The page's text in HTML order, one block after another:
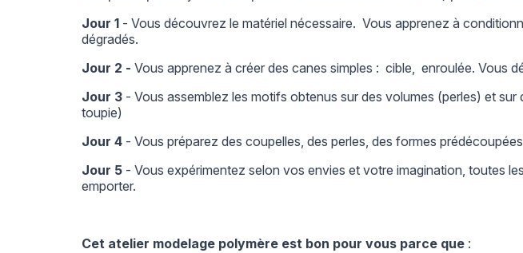
Jour 1 - Vous découvrez le matériel nécessaire. Vous apprenez à
dégradés.
Jour 2 - Vous apprenez à créer des canes simples : cible, enroulée. Vous
Jour 3 - Vous assemblez les motifs obtenus sur des volumes (perles) et
toupie)
Jour 4 - Vous préparez des coupelles, des perles, des formes
Jour 5 - Vous expérimentez selon vos envies et votre imagination, toutes
emporter.
Cet atelier modelage polymère est bon pour vous parce que :